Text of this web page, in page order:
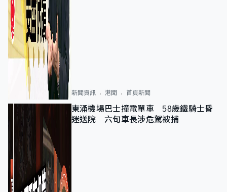
新聞資訊 港聞 首頁新聞
東涌機場巴士撞電單車 58歲鐵騎士昏
迷送院 六旬車長涉危駕被捕